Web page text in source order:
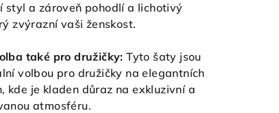
styl a zároveň pohodlí a lichotivý
zvýrazní vaši ženskost.
také pro družičky: Tyto šaty jsou
volbou pro družičky na elegantních
kde je kladen důraz na exkluzivní a
atmosféru.